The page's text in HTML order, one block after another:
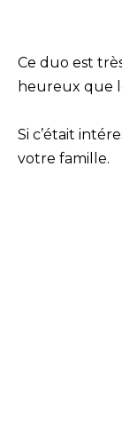
Ce duo est
heureux que
Si c’était
votre famille.